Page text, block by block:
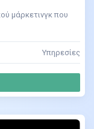
μάρκετινγκ που
Υπηρεσίες